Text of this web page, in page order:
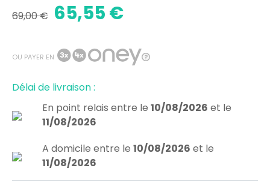
69,00 € 65,55 €
OU PAYER EN
Délai de livraison :
En point relais entre le 10/08/2026 et le
11/08/2026
A domicile entre le 10/08/2026 et le
11/08/2026